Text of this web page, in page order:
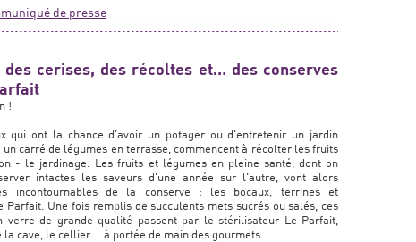
de presse
des cerises, des récoltes et… des conserves
!
qui ont la chance d'avoir un potager ou d'entretenir un jardin
un carré de légumes en terrasse, commencent à récolter les fruits
- le jardinage. Les fruits et légumes en pleine santé, dont on
intactes les saveurs d'une année sur l'autre, vont alors
incontournables de la conserve : les bocaux, terrines et
Parfait. Une fois remplis de succulents mets sucrés ou salés, ces
verre de grande qualité passent par le stérilisateur Le Parfait,
la cave, le cellier... à portée de main des gourmets.